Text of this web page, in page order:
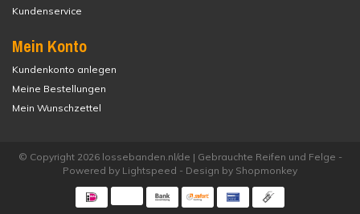
Kundenservice
Mein Konto
Kundenkonto anlegen
Meine Bestellungen
Mein Wunschzettel
© Copyright 2026 lossebanden.nl/de | Gebrauchte Reifen und Felge -
Powered by Lightspeed - Design by Shopmonkey